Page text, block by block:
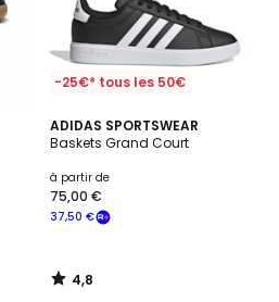
-25€* tous les 50€
ADIDAS SPORTSWEAR
Baskets Grand Court
à partir de
37,50 €
75,00 €
4,8
/ 5
4,8
/